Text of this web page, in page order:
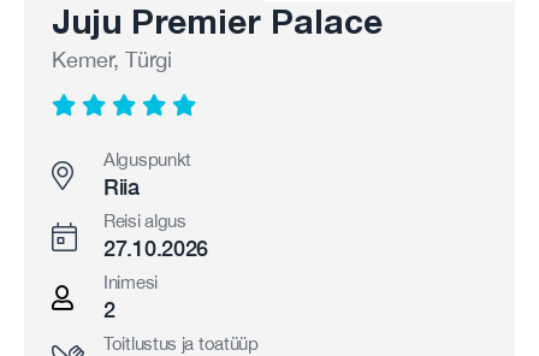
Juju Premier Palace
Kemer, Türgi
Alguspunkt
Riia
Reisi algus
27.10.2026
Inimesi
2
Toitlustus ja toatüüp